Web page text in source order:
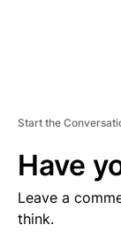
Start the
Have
Leave a
think.